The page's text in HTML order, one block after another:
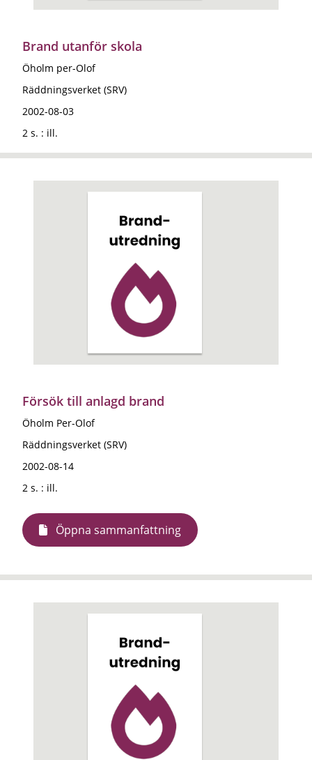
Brand utanför skola
Öholm per-Olof
Räddningsverket (SRV)
2002-08-03
2 s. : ill.
Försök till anlagd brand
Öholm Per-Olof
Räddningsverket (SRV)
2002-08-14
2 s. : ill.
Öppna sammanfattning